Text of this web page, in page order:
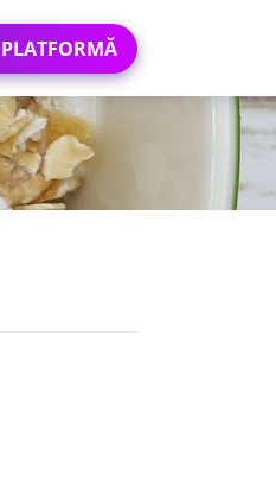
PLATFORMĂ